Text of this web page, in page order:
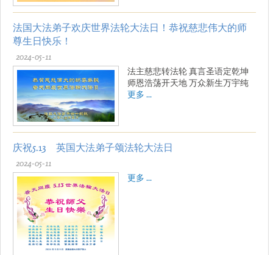
法国大法弟子欢庆世界法轮大法日！恭祝慈悲伟大的师
尊生日快乐！
2024-05-11
法主慈悲转法轮 真言圣语定乾坤
师恩浩荡开天地 万众新生万宇纯
更多 ...
庆祝5.13 英国大法弟子颂法轮大法日
2024-05-11
更多 ...